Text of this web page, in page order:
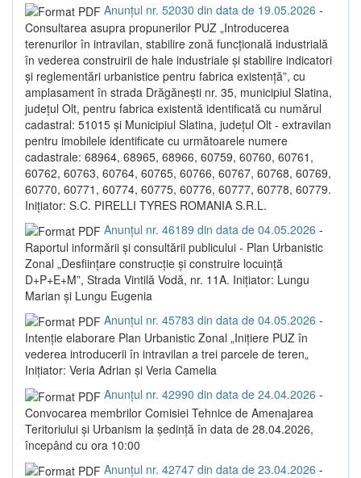
Anunțul nr. 52030 din data de 19.05.2026 -
Consultarea asupra propunerilor PUZ „Introducerea
terenurilor în intravilan, stabilire zonă funcțională industrială
în vederea construirii de hale industriale și stabilire indicatori
și reglementări urbanistice pentru fabrica existență”, cu
amplasament în strada Drăgănești nr. 35, municipiul Slatina,
județul Olt, pentru fabrica existentă identificată cu numărul
cadastral: 51015 și Municipiul Slatina, județul Olt - extravilan
pentru imobilele identificate cu următoarele numere
cadastrale: 68964, 68965, 68966, 60759, 60760, 60761,
60762, 60763, 60764, 60765, 60766, 60767, 60768, 60769,
60770, 60771, 60774, 60775, 60776, 60777, 60778, 60779.
Inițiator: S.C. PIRELLI TYRES ROMANIA S.R.L.
Anunțul nr. 46189 din data de 04.05.2026 -
Raportul informării și consultării publicului - Plan Urbanistic
Zonal „Desființare construcție și construire locuință
D+P+E+M”, Strada Vintilă Vodă, nr. 11A. Inițiator: Lungu
Marian și Lungu Eugenia
Anunțul nr. 45783 din data de 04.05.2026 -
Intenție elaborare Plan Urbanistic Zonal „Inițiere PUZ în
vederea introducerii în intravilan a trei parcele de teren„
Inițiator: Veria Adrian și Veria Camelia
Anunțul nr. 42990 din data de 24.04.2026 -
Convocarea membrilor Comisiei Tehnice de Amenajarea
Teritoriului și Urbanism la ședință în data de 28.04.2026,
începând cu ora 10:00
Anunțul nr. 42747 din data de 23.04.2026 -